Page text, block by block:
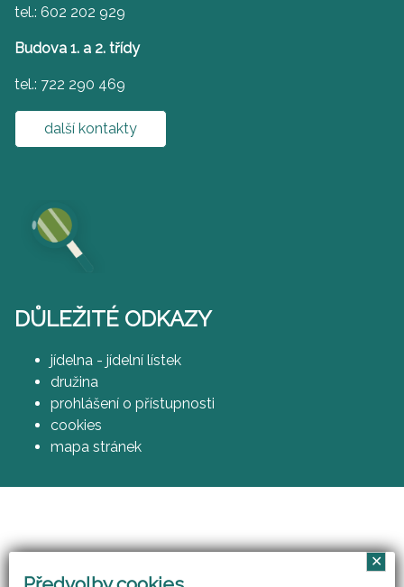
tel.: 602 202 929
Budova 1. a 2. třídy
tel.: 722 290 469
další kontakty
DŮLEŽITÉ ODKAZY
jídelna - jídelní lístek
družina
prohlášení o přístupnosti
cookies
mapa stránek
✕